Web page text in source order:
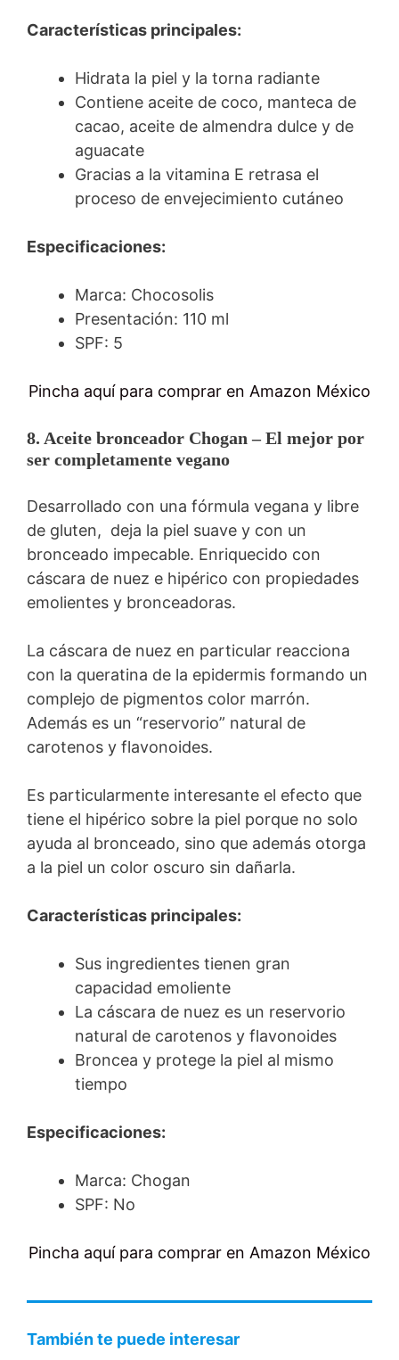
Características principales:
Hidrata la piel y la torna radiante
Contiene aceite de coco, manteca de
cacao, aceite de almendra dulce y de
aguacate
Gracias a la vitamina E retrasa el
proceso de envejecimiento cutáneo
Especificaciones:
Marca: Chocosolis
Presentación: 110 ml
SPF: 5
Pincha aquí para comprar en Amazon México
8. Aceite bronceador Chogan – El mejor por
ser completamente vegano
Desarrollado con una fórmula vegana y libre
de gluten, deja la piel suave y con un
bronceado impecable. Enriquecido con
cáscara de nuez e hipérico con propiedades
emolientes y bronceadoras.
La cáscara de nuez en particular reacciona
con la queratina de la epidermis formando un
complejo de pigmentos color marrón.
Además es un “reservorio” natural de
carotenos y flavonoides.
Es particularmente interesante el efecto que
tiene el hipérico sobre la piel porque no solo
ayuda al bronceado, sino que además otorga
a la piel un color oscuro sin dañarla.
Características principales:
Sus ingredientes tienen gran
capacidad emoliente
La cáscara de nuez es un reservorio
natural de carotenos y flavonoides
Broncea y protege la piel al mismo
tiempo
Especificaciones:
Marca: Chogan
SPF: No
Pincha aquí para comprar en Amazon México
También te puede interesar